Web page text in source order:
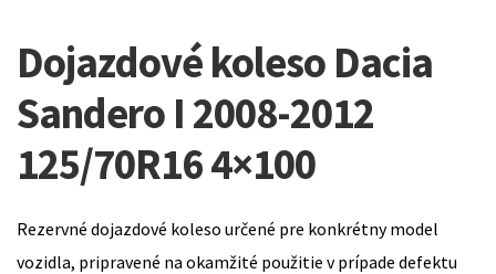
Dojazdové koleso Dacia
Sandero I 2008-2012
125/70R16 4×100
Rezervné dojazdové koleso určené pre konkrétny model
vozidla, pripravené na okamžité použitie v prípade defektu